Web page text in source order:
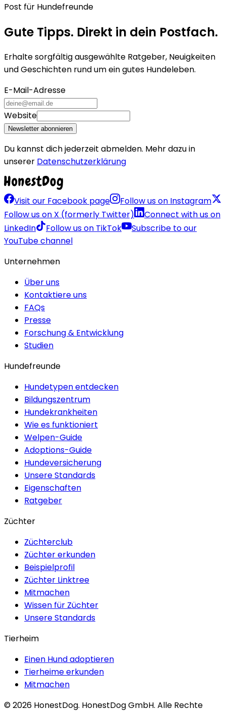
Post für Hundefreunde
Gute Tipps. Direkt in dein Postfach.
Erhalte sorgfältig ausgewählte Ratgeber, Neuigkeiten
und Geschichten rund um ein gutes Hundeleben.
E-Mail-Adresse
Website
Newsletter abonnieren
Du kannst dich jederzeit abmelden. Mehr dazu in
unserer Datenschutzerklärung
Visit our Facebook page
Follow us on Instagram
Follow us on X (formerly Twitter)
Connect with us on
LinkedIn
Follow us on TikTok
Subscribe to our
YouTube channel
Unternehmen
Über uns
Kontaktiere uns
FAQs
Presse
Forschung & Entwicklung
Studien
Hundefreunde
Hundetypen entdecken
Bildungszentrum
Hundekrankheiten
Wie es funktioniert
Welpen-Guide
Adoptions-Guide
Hundeversicherung
Unsere Standards
Eigenschaften
Ratgeber
Züchter
Züchterclub
Züchter erkunden
Beispielprofil
Züchter Linktree
Mitmachen
Wissen für Züchter
Unsere Standards
Tierheim
Einen Hund adoptieren
Tierheime erkunden
Mitmachen
©2026 HonestDog. HonestDog GmbH. Alle Rechte